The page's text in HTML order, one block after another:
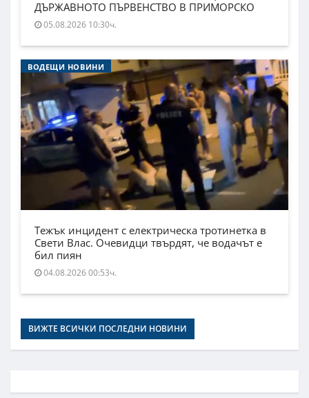
ДЪРЖАВНОТО ПЪРВЕНСТВО В ПРИМОРСКО
05.08.2026 10:30ч.
ВОДЕЩИ НОВИНИ
Тежък инцидент с електрическа тротинетка в
Свети Влас. Очевидци твърдят, че водачът е
бил пиян
04.08.2026 00:53ч.
ВИЖТЕ ВСИЧКИ ПОСЛЕДНИ НОВИНИ